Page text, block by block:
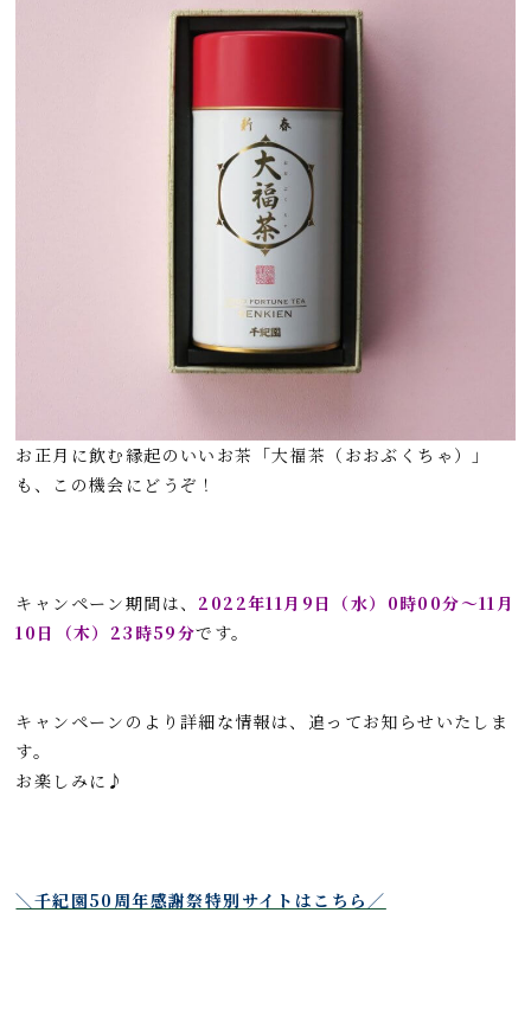
お正月に飲む縁起のいいお茶「大福茶（おおぶくちゃ）」
も、この機会にどうぞ！
キャンペーン期間は、 2022年11月9日（水）0時00分～11月
10日（木）23時59分です。
キャンペーンのより詳細な情報は、追ってお知らせいたしま
す。
お楽しみに♪
＼千紀園50周年感謝祭特別サイトはこちら／